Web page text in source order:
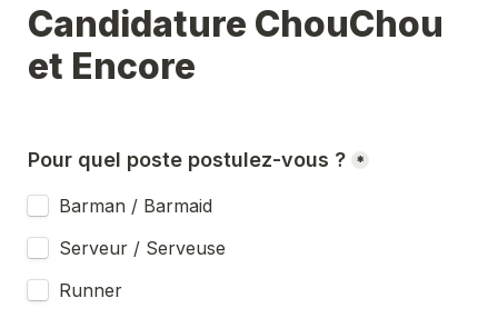
Candidature ChouChou
et Encore
Pour quel poste postulez-vous ? *
Barman / Barmaid
Serveur / Serveuse
Runner